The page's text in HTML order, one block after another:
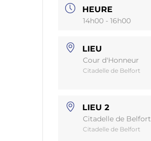
HEURE
14h00 - 16h00
LIEU
Cour d'Honneur
Citadelle de Belfort
LIEU 2
Citadelle de Belfort
Citadelle de Belfort